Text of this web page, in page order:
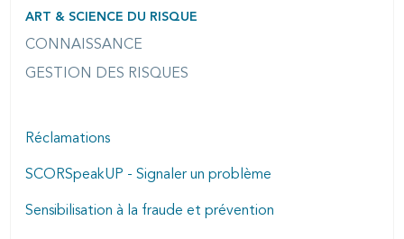
ART & SCIENCE DU RISQUE
CONNAISSANCE
GESTION DES RISQUES
Réclamations
SCORSpeakUP - Signaler un problème
Sensibilisation à la fraude et prévention